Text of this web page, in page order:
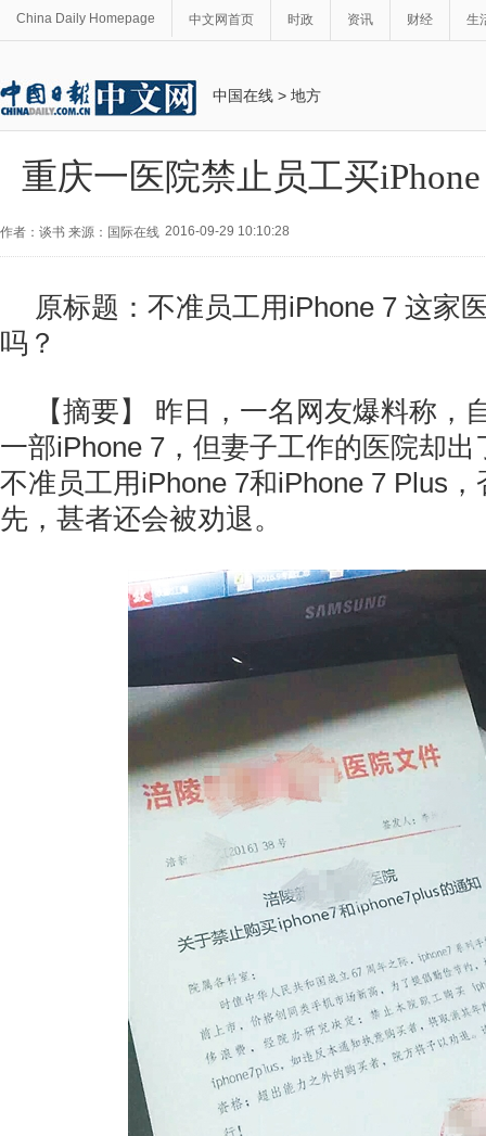
China Daily Homepage 中文网首页 时政 资讯 财经 生
中国在线 > 地方
重庆一医院禁止员工买
作者：谈书 来源：国际在线 2016-09-29 10:10:28
原标题：不准员工用iPhone 7 这家
吗？
【摘要】 昨日，一名网友爆料称，
一部iPhone 7，但妻子工作的医院却
不准员工用iPhone 7和iPhone 7 Plus
先，甚者还会被劝退。